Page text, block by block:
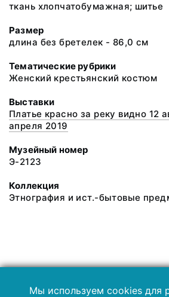
ткань хлопчатобумажная; шитье
Размер
длина без бретелек - 86,0 см
Тематические рубрики
Женский крестьянский костюм
Выставки
Платье красно за реку видно 12
апреля 2019
Музейный номер
Э-2123
Коллекция
Этнография и ист.-бытовые
Мы используем cookies для